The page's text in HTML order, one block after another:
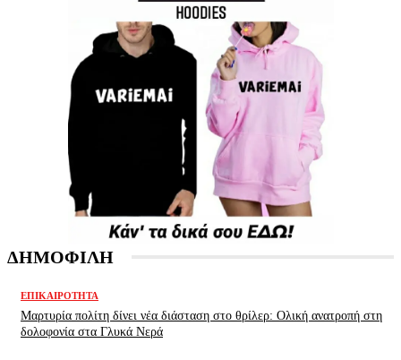
ΔΗΜΟΦΙΛΗ
ΕΠΙΚΑΙΡΌΤΗΤΑ
Μαρτυρία πολίτη δίνει νέα διάσταση στο θρίλερ: Ολική ανατροπή στη
δολοφονία στα Γλυκά Νερά